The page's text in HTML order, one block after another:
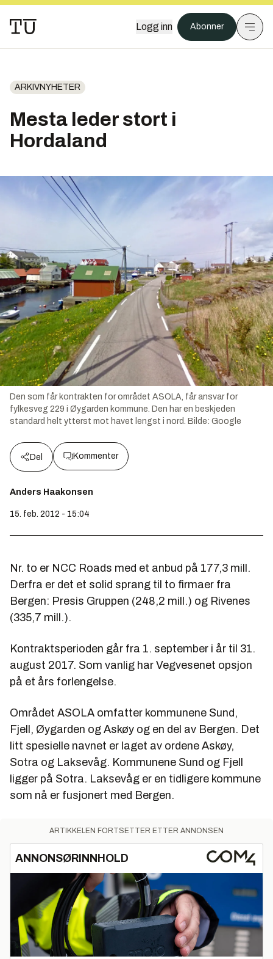
Logg inn Abonner
ARKIVNYHETER
Mesta leder stort i
Hordaland
Den som får kontrakten for området ASOLA, får ansvar for
fylkesveg 229 i Øygarden kommune. Den har en beskjeden
standard helt ytterst mot havet lengst i nord. Bilde: Google
Del Kommenter
Anders Haakonsen
15. feb. 2012 - 15:04
Nr. to er NCC Roads med et anbud på 177,3 mill.
Derfra er det et solid sprang til to firmaer fra
Bergen: Presis Gruppen (248,2 mill.) og Rivenes
(335,7 mill.).
Kontraktsperioden går fra 1. september i år til 31.
august 2017. Som vanlig har Vegvesenet opsjon
på et års forlengelse.
Området ASOLA omfatter kommunene Sund,
Fjell, Øygarden og Askøy og en del av Bergen. Det
litt spesielle navnet er laget av ordene Askøy,
Sotra og Laksevåg. Kommunene Sund og Fjell
ligger på Sotra. Laksevåg er en tidligere kommune
som nå er fusjonert med Bergen.
ARTIKKELEN FORTSETTER ETTER ANNONSEN
ANNONSØRINNHOLD